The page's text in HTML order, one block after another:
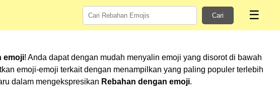
Cari ☰
emoji! Anda dapat dengan mudah menyalin emoji yang disorot di bawah
emoji-emoji terkait dengan menampilkan yang paling populer terlebih
dalam mengekspresikan Rebahan dengan emoji.